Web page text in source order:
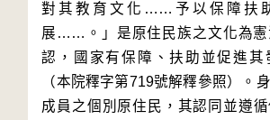
對其教育文化……予以保障扶
展……。」是原住民族之文化為憲
認，國家有保障、扶助並促進其
（本院釋字第719號解釋參照）。
成員之個別原住民，其認同並遵